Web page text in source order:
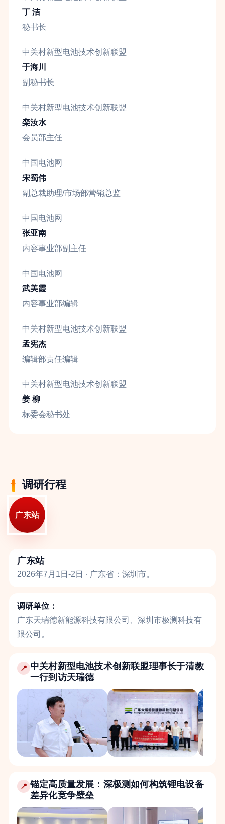
丁 洁
秘书长
中关村新型电池技术创新联盟
于海川
副秘书长
中关村新型电池技术创新联盟
栾汝水
会员部主任
中国电池网
宋蜀伟
副总裁助理/市场部营销总监
中国电池网
张亚南
内容事业部副主任
中国电池网
武美霞
内容事业部编辑
中关村新型电池技术创新联盟
孟宪杰
编辑部责任编辑
中关村新型电池技术创新联盟
姜 柳
标委会秘书处
调研行程
广东站
广东站
2026年7月1日-2日 · 广东省：深圳市。
调研单位：
广东天瑞德新能源科技有限公司、深圳市极测科技有
限公司。
📍 中关村新型电池技术创新联盟理事长于清教
一行到访天瑞德
📍 锚定高质量发展：深极测如何构筑锂电设备
差异化竞争壁垒